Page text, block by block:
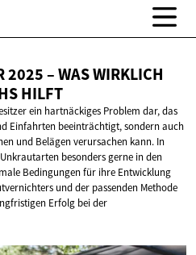
2025 – WAS WIRKLICH
HILFT
ein hartnäckiges Problem dar, das
Einfahrten beeinträchtigt, sondern auch
und Belägen verursachen kann. In
besonders gerne in den
Bedingungen für ihre Entwicklung
und der passenden Methode
Erfolg bei der